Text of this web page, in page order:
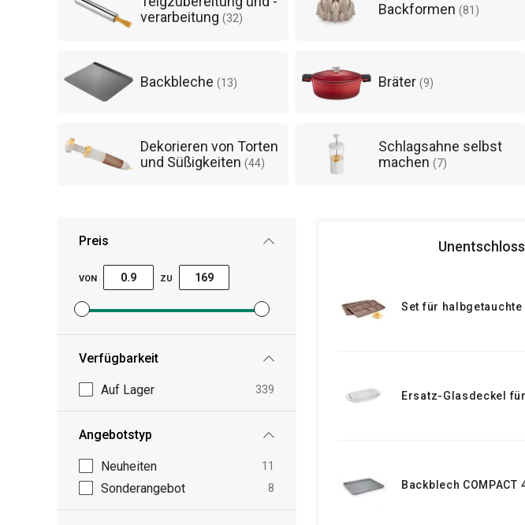
verarbeitung (32)
Backformen (81)
Backbleche (13) Bräter (9)
Dekorieren von Torten
und Süßigkeiten (44)
Schlagsahne selbst
machen (7)
Preis
VON ZU
Mindestpreisfilter festlegen
Höchstpreisfilter festlegen
Verfügbarkeit
Auf Lager 339
Angebotstyp
Neuheiten 11
Sonderangebot 8
Set für halbgetauchte
Ersatz-Glasdeckel für
Backblech COMPACT